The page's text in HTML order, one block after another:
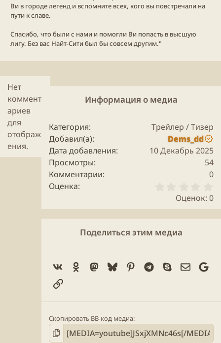
Ви в городе легенд и вспомните всех, кого вы повстречали на
пути к славе.
Спасибо, что были с нами и помогли Ви попасть в высшую
лигу. Без вас Найт-Сити был бы совсем другим."
Нет
коммент
ариев
для
отображ
ения.
Информация о медиа
Категория
Трейлер / Тизер
Добавил(а)
Dems_dd
Дата добавления
10 Декабрь 2025
Просмотры
54
Комментарии
0
Оценка
.
0
0
з
Оценок: 0
Поделиться этим медиа
Vk Ok Mastodon
BlueskyPinterest
Telegram
Skype
Ссылка
Скопировать BB-код медиа